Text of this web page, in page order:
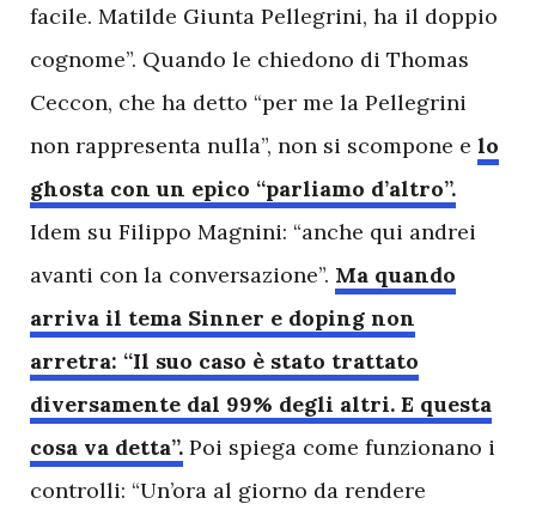
facile. Matilde Giunta Pellegrini, ha il doppio
cognome”. Quando le chiedono di Thomas
Ceccon, che ha detto “per me la Pellegrini
non rappresenta nulla”, non si scompone e lo
ghosta con un epico “parliamo d’altro”.
Idem su Filippo Magnini: “anche qui andrei
avanti con la conversazione”. Ma quando
arriva il tema Sinner e doping non
arretra: “Il suo caso è stato trattato
diversamente dal 99% degli altri. E questa
cosa va detta”. Poi spiega come funzionano i
controlli: “Un’ora al giorno da rendere